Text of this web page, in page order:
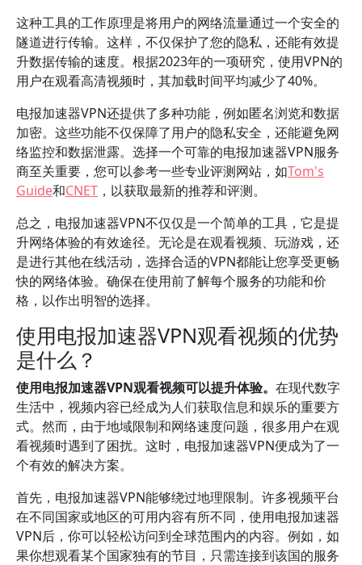
这种工具的工作原理是将用户的网络流量通过一个安全的
隧道进行传输。这样，不仅保护了您的隐私，还能有效提
升数据传输的速度。根据2023年的一项研究，使用VPN的
用户在观看高清视频时，其加载时间平均减少了40%。
电报加速器VPN还提供了多种功能，例如匿名浏览和数据
加密。这些功能不仅保障了用户的隐私安全，还能避免网
络监控和数据泄露。选择一个可靠的电报加速器VPN服务
商至关重要，您可以参考一些专业评测网站，如Tom's
Guide和CNET ，以获取最新的推荐和评测。
总之，电报加速器VPN不仅仅是一个简单的工具，它是提
升网络体验的有效途径。无论是在观看视频、玩游戏，还
是进行其他在线活动，选择合适的VPN都能让您享受更畅
快的网络体验。确保在使用前了解每个服务的功能和价
格，以作出明智的选择。
使用电报加速器VPN观看视频的优势
是什么？
使用电报加速器VPN观看视频可以提升体验。 在现代数字
生活中，视频内容已经成为人们获取信息和娱乐的重要方
式。然而，由于地域限制和网络速度问题，很多用户在观
看视频时遇到了困扰。这时，电报加速器VPN便成为了一
个有效的解决方案。
首先，电报加速器VPN能够绕过地理限制。许多视频平台
在不同国家或地区的可用内容有所不同，使用电报加速器
VPN后，你可以轻松访问到全球范围内的内容。例如，如
果你想观看某个国家独有的节目，只需连接到该国的服务